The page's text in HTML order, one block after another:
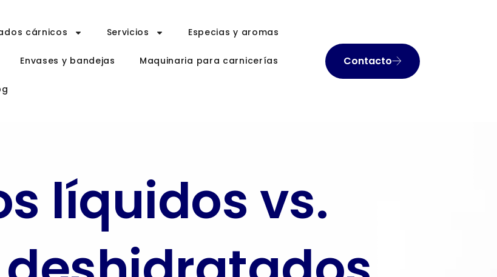
cárnicos Servicios Especias y aromas
Envases y bandejas Maquinaria para carnicerías Contacto
líquidos vs.